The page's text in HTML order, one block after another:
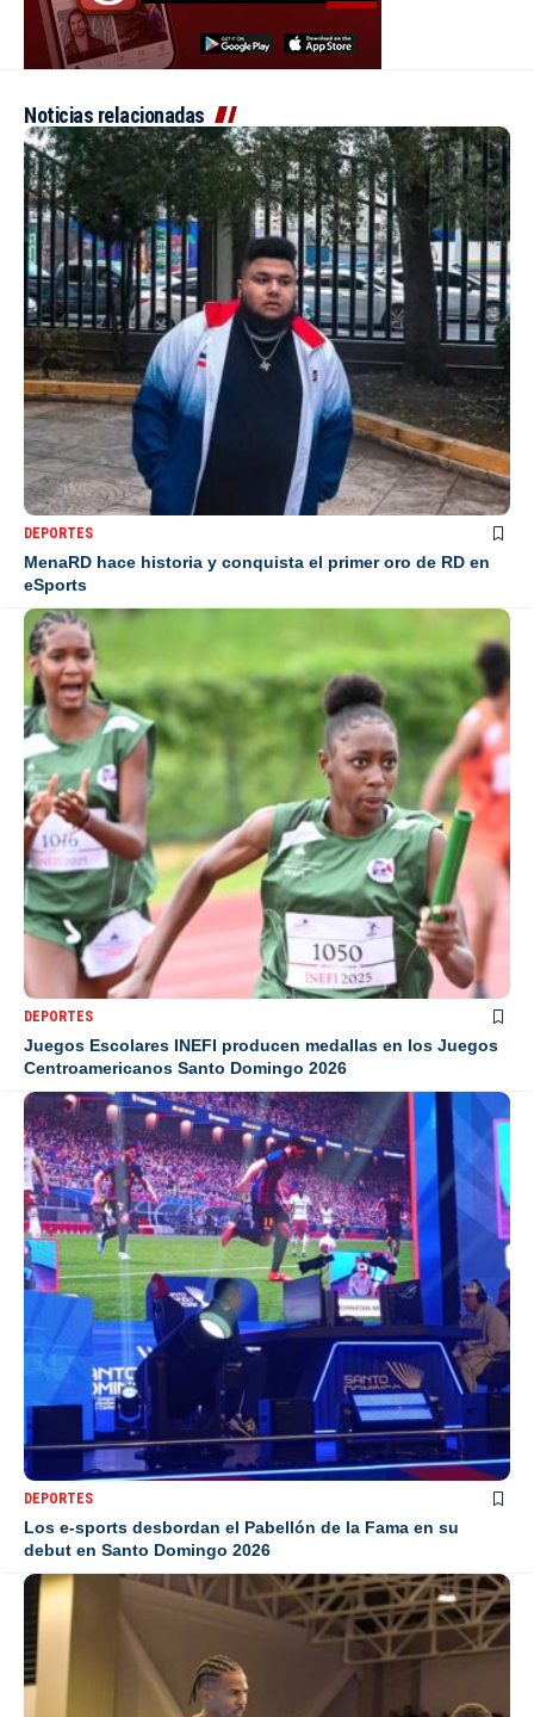
Noticias relacionadas
DEPORTES
MenaRD hace historia y conquista el primer oro de RD en
eSports
DEPORTES
Juegos Escolares INEFI producen medallas en los Juegos
Centroamericanos Santo Domingo 2026
DEPORTES
Los e-sports desbordan el Pabellón de la Fama en su
debut en Santo Domingo 2026